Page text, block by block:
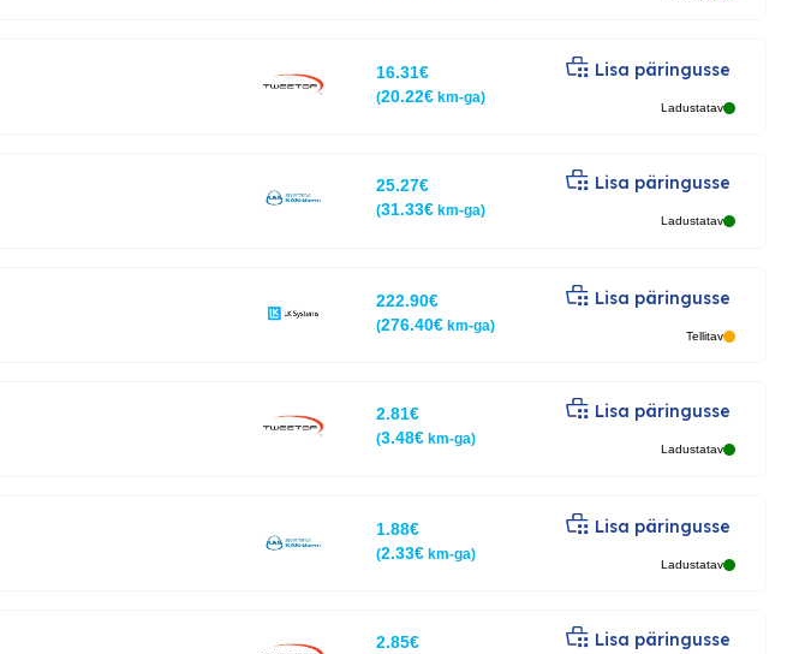
16.31€
(20.22€km-ga)
Lisa päringusse
Ladustatav
25.27€
(31.33€km-ga)
Lisa päringusse
Ladustatav
222.90€
(276.40€km-ga)
Lisa päringusse
Tellitav
2.81€
(3.48€km-ga)
Lisa päringusse
Ladustatav
1.88€
(2.33€km-ga)
Lisa päringusse
Ladustatav
2.85€ Lisa päringusse